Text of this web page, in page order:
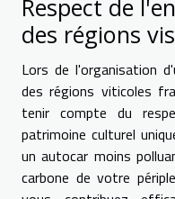
Respect de
des régions
Lors de l'organisation
des régions viticoles
tenir compte du
patrimoine culturel
un autocar moins
carbone de votre